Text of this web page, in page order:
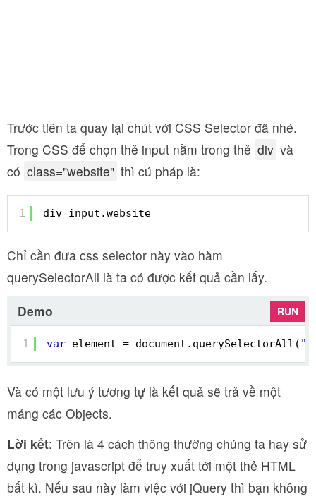
Trước tiên ta quay lại chút với CSS Selector đã nhé.
Trong CSS để chọn thẻ input nằm trong thẻ div và
có class="website" thì cú pháp là:
1 div input.website
Chỉ cần đưa css selector này vào hàm
querySelectorAll là ta có được kết quả cần lấy.
Demo
RUN
1 var element = document.querySelectorAll(
Và có một lưu ý tương tự là kết quả sẽ trả về một
mảng các Objects.
Lời kết: Trên là 4 cách thông thường chúng ta hay sử
dụng trong javascript để truy xuất tới một thẻ HTML
bất kì. Nếu sau này làm việc với jQuery thì bạn không